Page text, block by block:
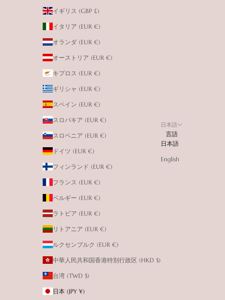
イギリス (GBP £)
イタリア (EUR €)
オランダ (EUR €)
オーストリア (EUR €)
キプロス (EUR €)
ギリシャ (EUR €)
スペイン (EUR €)
スロバキア (EUR €)
スロベニア (EUR €)
ドイツ (EUR €)
フィンランド (EUR €)
フランス (EUR €)
ベルギー (EUR €)
ラトビア (EUR €)
リトアニア (EUR €)
ルクセンブルク (EUR €)
中華人民共和国香港特別行政区 (HKD $)
台湾 (TWD $)
日本 (JPY ¥)
日本語
言語
日本語
English